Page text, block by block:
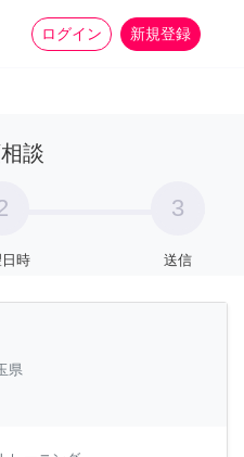
ログイン 新規登録
家事 more_horiz
談
時
3
送信
県